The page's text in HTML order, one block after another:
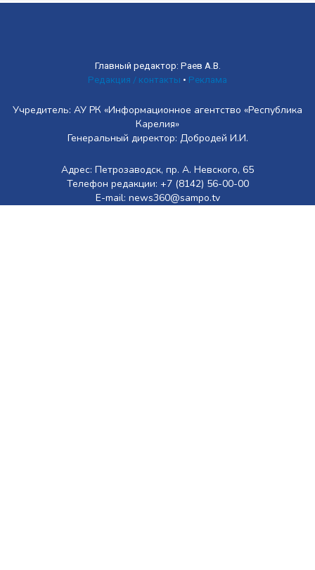
Главный редактор: Раев А.В.
Редакция / контакты • Реклама
Учредитель: АУ РК «Информационное агентство «Республика
Карелия»
Генеральный директор: Добродей И.И.
Адрес: Петрозаводск, пр. А. Невского, 65
Телефон редакции: +7 (8142) 56-00-00
E-mail: news360@sampo.tv